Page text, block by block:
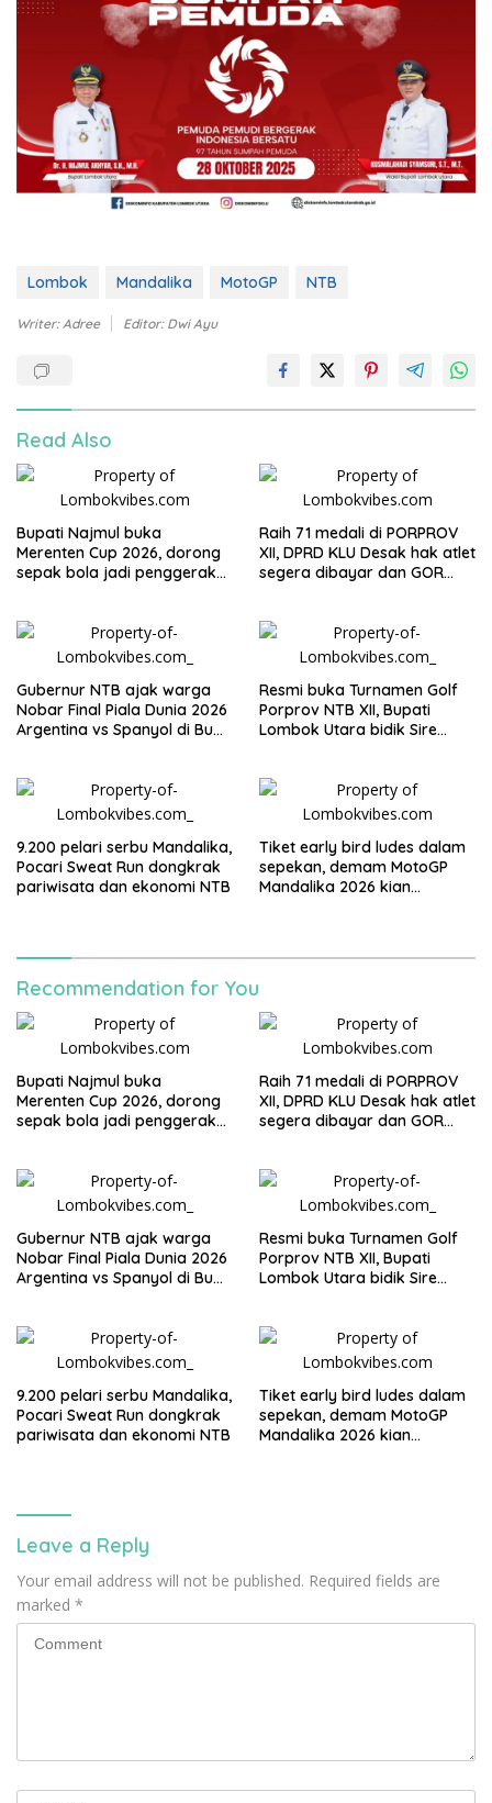
Lombok Mandalika MotoGP NTB
Writer: Adree Editor: Dwi Ayu
Read Also
Bupati Najmul buka
Merenten Cup 2026, dorong
sepak bola jadi penggerak
Raih 71 medali di PORPROV
XII, DPRD KLU Desak hak atlet
segera dibayar dan GOR
Gubernur NTB ajak warga
Nobar Final Piala Dunia 2026
Argentina vs Spanyol di Bumi
Resmi buka Turnamen Golf
Porprov NTB XII, Bupati
Lombok Utara bidik Sire
9.200 pelari serbu Mandalika,
Pocari Sweat Run dongkrak
pariwisata dan ekonomi NTB
Tiket early bird ludes dalam
sepekan, demam MotoGP
Mandalika 2026 kian
Recommendation for You
Bupati Najmul buka
Merenten Cup 2026, dorong
sepak bola jadi penggerak
Raih 71 medali di PORPROV
XII, DPRD KLU Desak hak atlet
segera dibayar dan GOR
Gubernur NTB ajak warga
Nobar Final Piala Dunia 2026
Argentina vs Spanyol di Bumi
Resmi buka Turnamen Golf
Porprov NTB XII, Bupati
Lombok Utara bidik Sire
9.200 pelari serbu Mandalika,
Pocari Sweat Run dongkrak
pariwisata dan ekonomi NTB
Tiket early bird ludes dalam
sepekan, demam MotoGP
Mandalika 2026 kian
Leave a Reply
Your email address will not be published. Required fields are
marked *